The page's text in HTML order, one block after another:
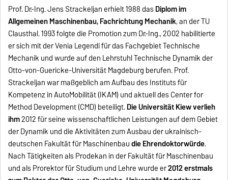
Prof. Dr.-Ing. Jens Strackeljan erhielt 1988 dasDiplom im
Allgemeinen Maschinenbau, Fachrichtung Mechanik, an der TU
Clausthal. 1993 folgte die Promotion zum Dr.-Ing., 2002 habilitierte
er sich mit der Venia Legendi für das Fachgebiet Technische
Mechanik und wurde auf den Lehrstuhl Technische Dynamik der
Otto-von-Guericke-Universität Magdeburg berufen. Prof.
Strackeljan war maßgeblich am Aufbau des Instituts für
Kompetenz in AutoMobilität (IKAM) und aktuell des Center for
Method Development (CMD) beteiligt.Die Universität Kiew verlieh
ihm2012 für seine wissenschaftlichen Leistungen auf dem Gebiet
der Dynamik und die Aktivitäten zum Ausbau der ukrainisch-
deutschen Fakultät für Maschinenbaudie Ehrendoktorwürde.
Nach Tätigkeiten als Prodekan in der Fakultät für Maschinenbau
und als Prorektor für Studium und Lehre wurde er2012 erstmals